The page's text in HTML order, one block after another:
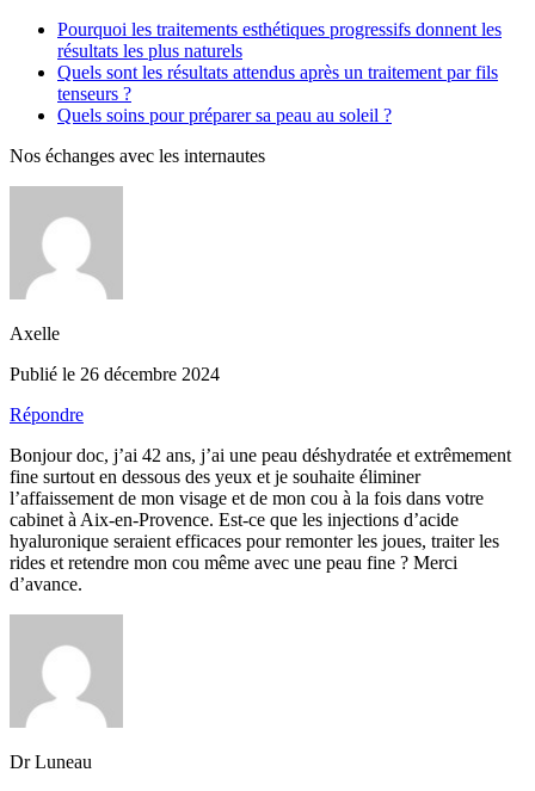
Pourquoi les traitements esthétiques progressifs donnent les
résultats les plus naturels
Quels sont les résultats attendus après un traitement par fils
tenseurs ?
Quels soins pour préparer sa peau au soleil ?
Nos échanges avec les internautes
Axelle
Publié le 26 décembre 2024
Répondre
Bonjour doc, j’ai 42 ans, j’ai une peau déshydratée et extrêmement
fine surtout en dessous des yeux et je souhaite éliminer
l’affaissement de mon visage et de mon cou à la fois dans votre
cabinet à Aix-en-Provence. Est-ce que les injections d’acide
hyaluronique seraient efficaces pour remonter les joues, traiter les
rides et retendre mon cou même avec une peau fine ? Merci
d’avance.
Dr Luneau